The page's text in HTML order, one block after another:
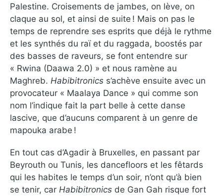
Palestine. Croisements de jambes, on lève, on
claque au sol, et ainsi de suite ! Mais on pas le
temps de reprendre ses esprits que déjà le rythme
et les synthés du raï et du raggada, boostés par
des basses de raveurs, se font entendre sur
« Rwina (Daawa 2.0) » et nous ramène au
Maghreb. Habibitronics s’achève ensuite avec un
provocateur « Maalaya Dance » qui comme son
nom l’indique fait la part belle à cette danse
lascive, que d’aucuns comparent à un genre de
mapouka arabe !
En tout cas d’Agadir à Bruxelles, en passant par
Beyrouth ou Tunis, les dancefloors et les fêtards
qui les habites le temps d’un soir, n’ont qu’à bien
se tenir, car Habibitronics de Gan Gah risque fort